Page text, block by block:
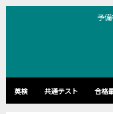
予
英検 共通テスト 合格